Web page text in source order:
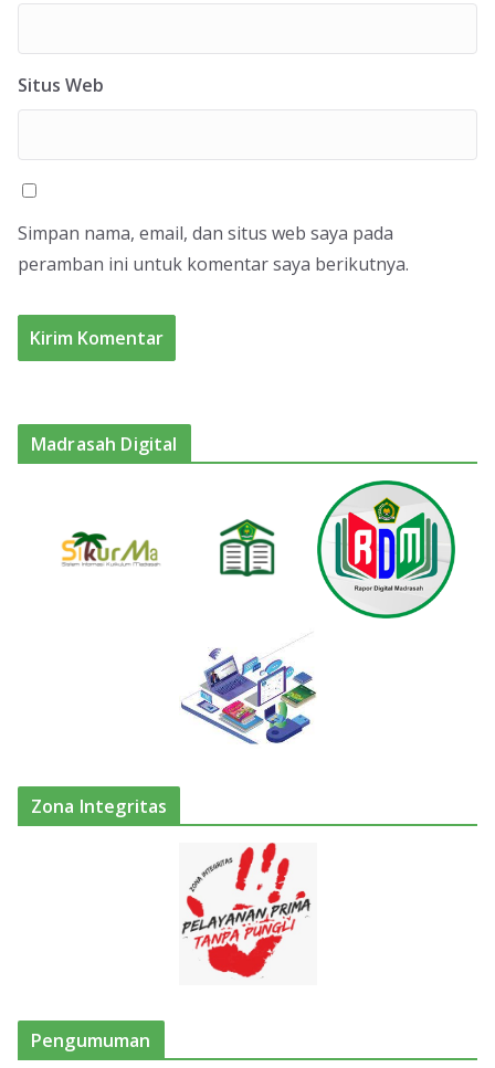
Situs Web
Simpan nama, email, dan situs web saya pada
peramban ini untuk komentar saya berikutnya.
Madrasah Digital
Zona Integritas
Pengumuman